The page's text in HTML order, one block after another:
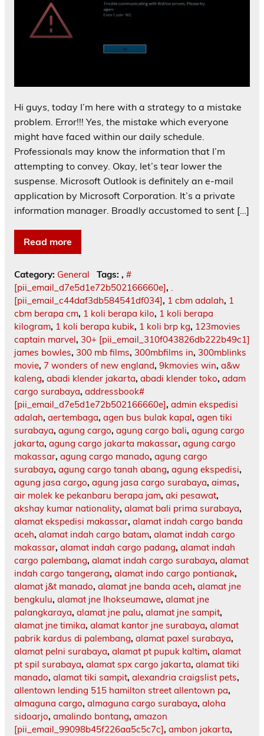
Hi guys, today I’m here with a strategy to a mistake
problem. Error!!! Yes, the mistake which everyone
might have faced within our daily schedule.
Professionals may know the information that I’m
attempting to convey. Okay, let’s tear lower the
suspense. Microsoft Outlook is definitely an e-mail
application by Microsoft Corporation. It’s a private
information manager. Broadly accustomed to sent […]
Read more
Category: General Tags: , #
[pii_email_d7e5d1e72b502166660e], .
[pii_email_c44daf3db584541df034], 1 cbm adalah, 1
cbm berapa cm, 1 koli berapa kilo, 1 koli berapa
kilogram, 1 koli berapa kubik, 1 koli brp kg, 123movies
captain marvel, 30+ [pii_email_310f043826db222b49c1]
james bowles, 300 mb films, 300mbfilms in, 300mblinks
movie, 7 wonders of new england, 9kmovies win, a&w
kaleng, abadi klender jakarta, abadi klender toko, adam
cargo surabaya, addressbook#
[pii_email_d7e5d1e72b502166660e], admin ekspedisi
adalah, aertembaga, agen bus bulak kapal, agen tiki
surabaya, agung cargo, agung cargo bali, agung cargo
jakarta, agung cargo jakarta makassar, agung cargo
makassar, agung cargo manado, agung cargo
surabaya, agung cargo tanah abang, agung ekspedisi,
agung jasa cargo, agung jasa cargo surabaya, aimas,
air molek ke pekanbaru berapa jam, aki pesawat,
akshay kumar nationality, alamat bali prima surabaya,
alamat ekspedisi makassar, alamat indah cargo banda
aceh, alamat indah cargo batam, alamat indah cargo
makassar, alamat indah cargo padang, alamat indah
cargo palembang, alamat indah cargo surabaya, alamat
indah cargo tangerang, alamat indo cargo pontianak,
alamat j&t manado, alamat jne banda aceh, alamat jne
bengkulu, alamat jne lhokseumawe, alamat jne
palangkaraya, alamat jne palu, alamat jne sampit,
alamat jne timika, alamat kantor jne surabaya, alamat
pabrik kardus di palembang, alamat paxel surabaya,
alamat pelni surabaya, alamat pt pupuk kaltim, alamat
pt spil surabaya, alamat spx cargo jakarta, alamat tiki
manado, alamat tiki sampit, alexandria craigslist pets,
allentown lending 515 hamilton street allentown pa,
almaguna cargo, almaguna cargo surabaya, aloha
sidoarjo, amalindo bontang, amazon
[pii_email_99098b45f226aa5c5c7c], ambon jakarta,